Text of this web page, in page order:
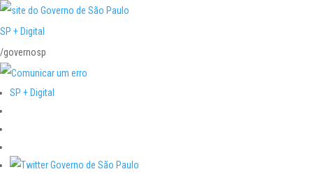
SP + Digital
/governosp
SP + Digital